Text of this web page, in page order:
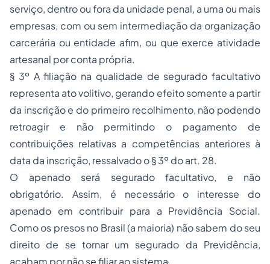
serviço, dentro ou fora da unidade penal, a uma ou mais
empresas, com ou sem intermediação da organização
carcerária ou entidade afim, ou que exerce atividade
artesanal por conta própria.
§ 3º A filiação na qualidade de segurado facultativo
representa ato volitivo, gerando efeito somente a partir
da inscrição e do primeiro recolhimento, não podendo
retroagir e não permitindo o pagamento de
contribuições relativas a competências anteriores à
data da inscrição, ressalvado o § 3º do art. 28.
O apenado será segurado facultativo, e não
obrigatório. Assim, é necessário o interesse do
apenado em contribuir para a Previdência Social.
Como os presos no Brasil (a maioria) não sabem do seu
direito de se tornar um segurado da Previdência,
acabam por não se filiar ao sistema.